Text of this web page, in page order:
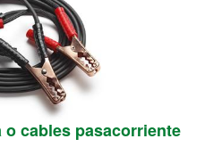
cables pasacorriente